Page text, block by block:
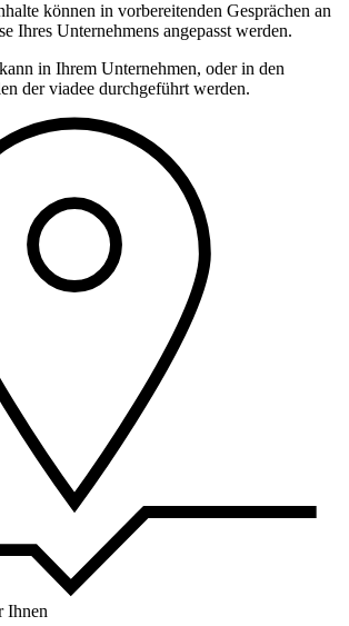
können in vorbereitenden Gesprächen an
Ihres Unternehmens angepasst werden.
in Ihrem Unternehmen, oder in den
der viadee durchgeführt werden.
Ihnen